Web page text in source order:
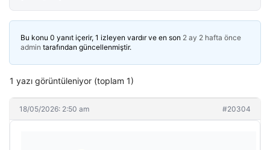
Bu konu 0 yanıt içerir, 1 izleyen vardır ve en son 2 ay 2 hafta önce
admin tarafından güncellenmiştir.
1 yazı görüntüleniyor (toplam 1)
18/05/2026: 2:50 am #20304